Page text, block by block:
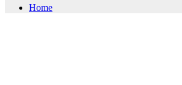
Home